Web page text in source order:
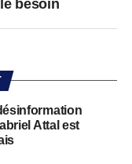
besoin
Attal est